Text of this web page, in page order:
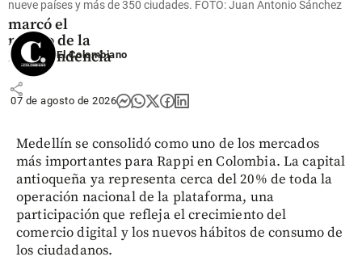
fecha que
marcó el
rumbo de la
Independencia
share
nueve países y más de 350 ciudades. FOTO: Juan Antonio Sánchez
El Colombiano
07 de agosto de 2026
Medellín se consolidó como uno de los mercados
más importantes para Rappi en Colombia. La capital
antioqueña ya representa cerca del 20% de toda la
operación nacional de la plataforma, una
participación que refleja el crecimiento del
comercio digital y los nuevos hábitos de consumo de
los ciudadanos.